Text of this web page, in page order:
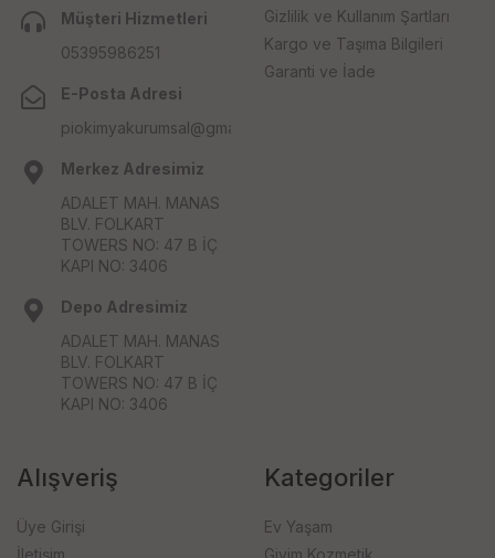
Müşteri Hizmetleri
05395986251
E-Posta Adresi
piokimyakurumsal@gmail.com
Merkez Adresimiz
ADALET MAH. MANAS
BLV. FOLKART
TOWERS NO: 47 B İÇ
KAPI NO: 3406
Depo Adresimiz
ADALET MAH. MANAS
BLV. FOLKART
TOWERS NO: 47 B İÇ
KAPI NO: 3406
Gizlilik ve Kullanım Şartları
Kargo ve Taşıma Bilgileri
Garanti ve İade
Alışveriş
Üye Girişi
Kategoriler
Ev Yaşam